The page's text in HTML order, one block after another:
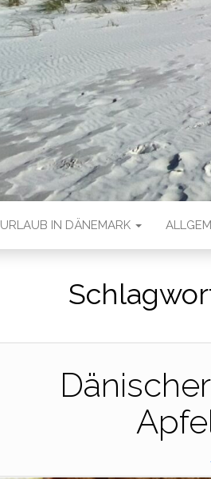
URLAUB IN DÄNEMARK